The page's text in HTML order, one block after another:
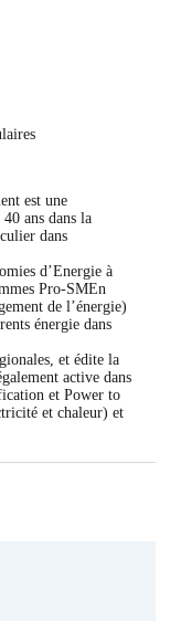
est une
ans dans la
dans
d’Energie à
Pro‐SMEn
de l’énergie)
énergie dans
et édite la
active dans
et Power to
et chaleur) et